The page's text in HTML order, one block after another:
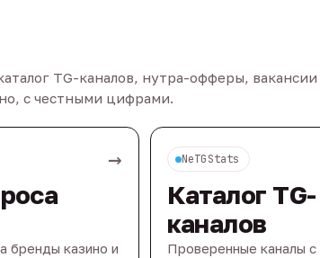
TG-каналов, нутра-офферы, вакансии
с честными цифрами.
→
бренды казино и
NeTGStats
Каталог TG-
каналов
Проверенные каналы с